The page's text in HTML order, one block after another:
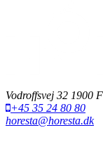
Vodroffsvej 32 1900
+45 35 24 80 80
horesta@horesta.dk